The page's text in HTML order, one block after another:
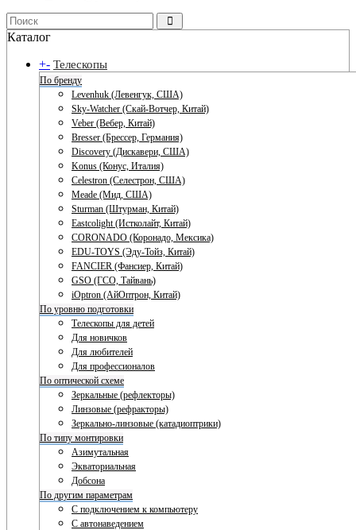
Каталог
+- Телескопы
По бренду
Levenhuk (Левенгук, США)
Sky-Watcher (Скай-Вотчер, Китай)
Veber (Вебер, Китай)
Bresser (Брессер, Германия)
Discovery (Дискавери, США)
Konus (Конус, Италия)
Celestron (Селестрон, США)
Meade (Мид, США)
Sturman (Штурман, Китай)
Eastcolight (Истколайт, Китай)
CORONADO (Коронадо, Мексика)
EDU-TOYS (Эду-Тойз, Китай)
FANCIER (Фансиер, Китай)
GSO (ГСО, Тайвань)
iOptron (АйОптрон, Китай)
По уровню подготовки
Телескопы для детей
Для новичков
Для любителей
Для профессионалов
По оптической схеме
Зеркальные (рефлекторы)
Линзовые (рефракторы)
Зеркально-линзовые (катадиоптрики)
По типу монтировки
Азимутальная
Экваториальная
Добсона
По другим параметрам
С подключением к компьютеру
С автонаведением